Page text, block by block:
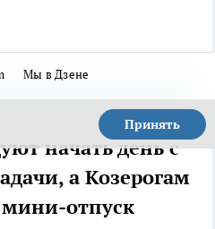
Мы в Дзене
Принять
начать день с
а Козерогам
мини-отпуск